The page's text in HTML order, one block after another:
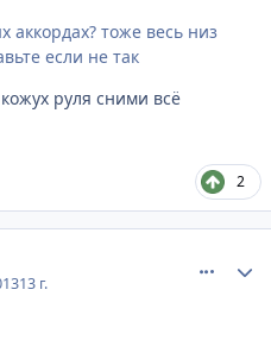
аккордах? тоже весь низ
если не так
руля сними всё
2
13 г.